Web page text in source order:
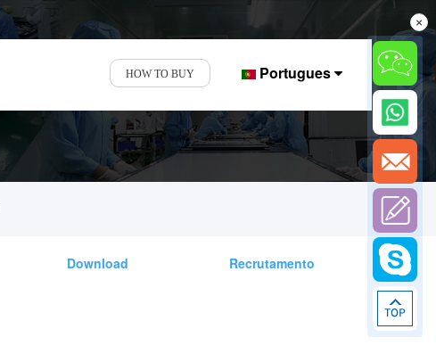
Portugues
HOW TO BUY
Download Recrutamento
×